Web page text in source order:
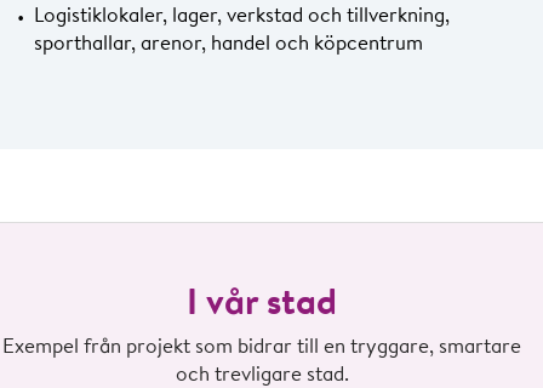
Logistiklokaler, lager, verkstad och tillverkning,
sporthallar, arenor, handel och köpcentrum
I vår stad
Exempel från projekt som bidrar till en tryggare, smartare
och trevligare stad.